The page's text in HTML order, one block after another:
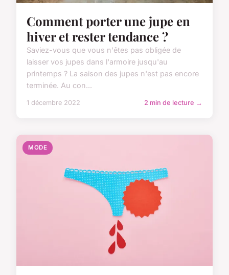
Comment porter une jupe en
hiver et rester tendance ?
Saviez-vous que vous n'êtes pas obligée de
laisser vos jupes dans l'armoire jusqu'au
printemps ? La saison des jupes n'est pas encore
terminée. Au con...
1 décembre 2022 2 min de lecture →
MODE